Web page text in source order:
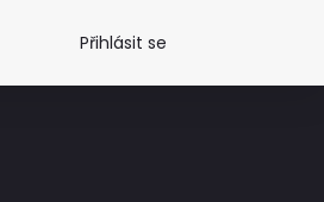
Přihlásit se